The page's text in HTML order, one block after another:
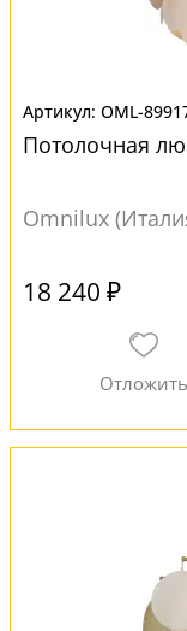
OML-
Потолочная
Omnilux
18 240 ₽